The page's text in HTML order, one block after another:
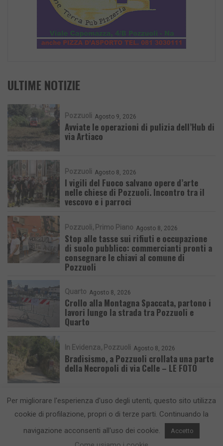
ULTIME NOTIZIE
Pozzuoli Agosto 9, 2026
Avviate le operazioni di pulizia dell’Hub di
via Artiaco
Pozzuoli Agosto 8, 2026
I vigili del Fuoco salvano opere d’arte
nelle chiese di Pozzuoli. Incontro tra il
vescovo e i parroci
Pozzuoli Primo Piano Agosto 8, 2026
Stop alle tasse sui rifiuti e occupazione
di suolo pubblico: commercianti pronti a
consegnare le chiavi al comune di
Pozzuoli
Quarto Agosto 8, 2026
Crollo alla Montagna Spaccata, partono i
lavori lungo la strada tra Pozzuoli e
Quarto
In Evidenza Pozzuoli Agosto 8, 2026
Bradisismo, a Pozzuoli crollata una parte
della Necropoli di via Celle – LE FOTO
CronacaFlegrea testata giornalistica - aut. Tribunale di Napoli n. 34 del
23/05/2012.Info e Contatti
Per migliorare l'esperienza d'uso degli utenti, questo sito utilizza
cookie di profilazione, propri o di terze parti. Continuando la
navigazione acconsenti all'uso dei cookie.
Accetto